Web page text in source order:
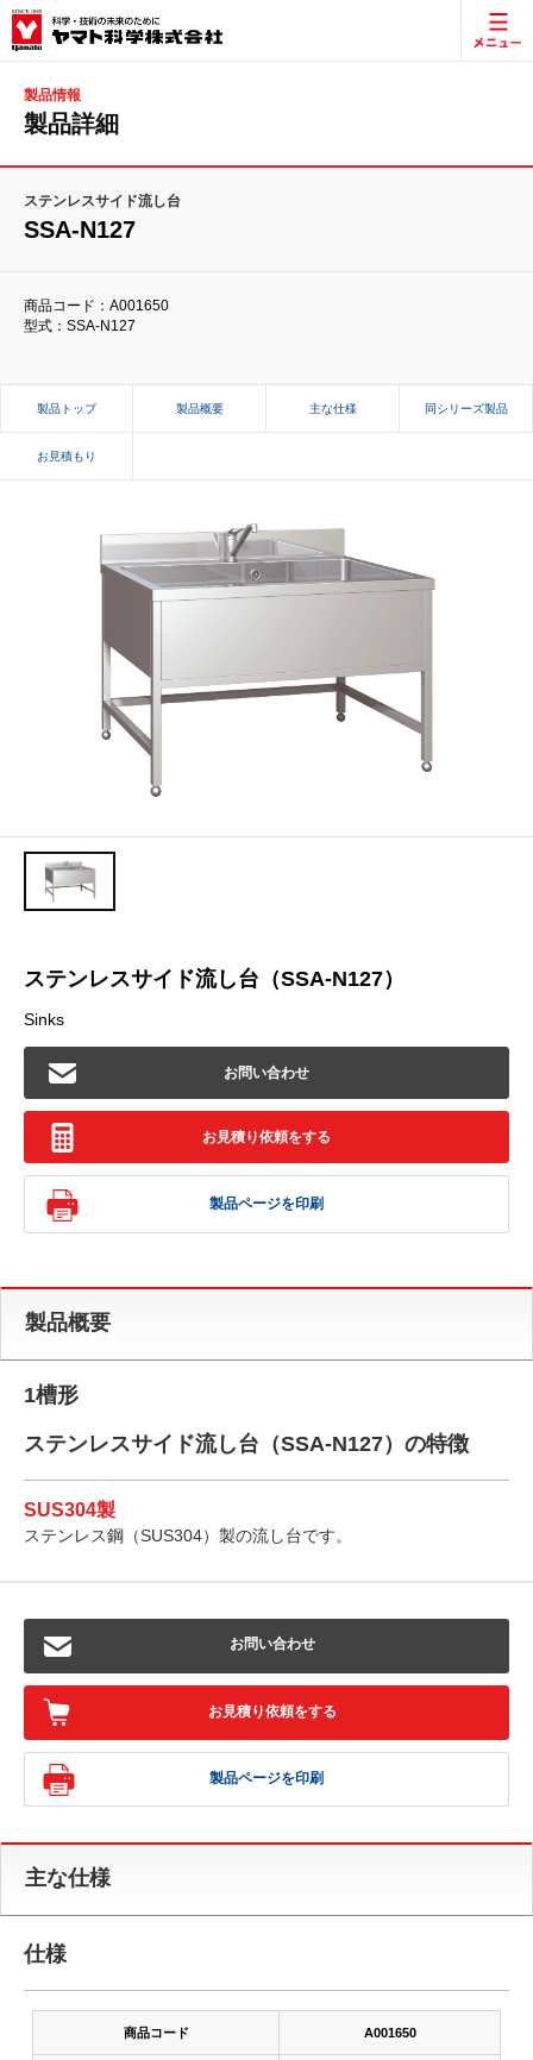
製品情報
製品詳細
ステンレスサイド流し台
SSA-N127
商品コード：A001650
型式：SSA-N127
製品トップ 製品概要 主な仕様 同シリーズ製品
お見積もり
ステンレスサイド流し台（SSA-N127）
Sinks
お問い合わせ
お見積り依頼をする
製品ページを印刷
製品概要
1槽形
ステンレスサイド流し台（SSA-N127）の特徴
SUS304製
ステンレス鋼（SUS304）製の流し台です。
お問い合わせ
お見積り依頼をする
製品ページを印刷
主な仕様
仕様
商品コード A001650